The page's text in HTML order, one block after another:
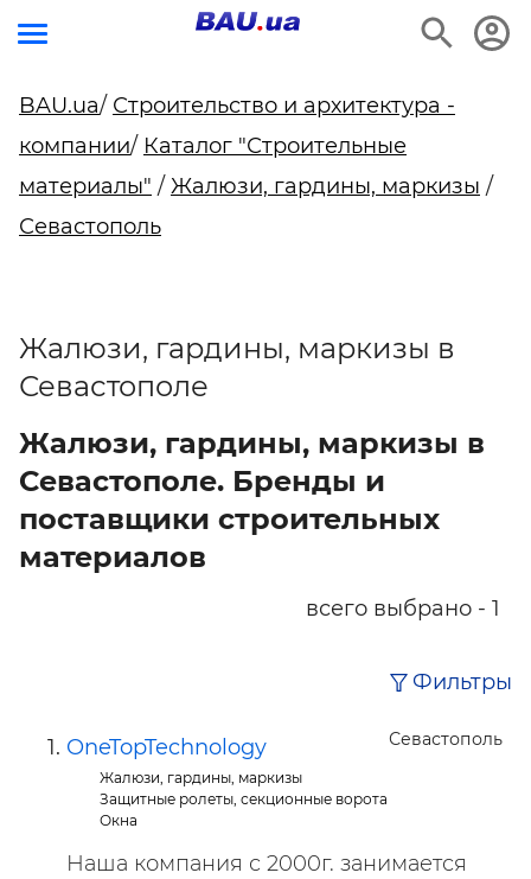
BAU.ua/ Строительство и архитектура -
компании/ Каталог "Строительные
материалы" / Жалюзи, гардины, маркизы /
Севастополь
Жалюзи, гардины, маркизы в
Севастополе
Жалюзи, гардины, маркизы в
Севастополе. Бренды и
поставщики строительных
материалов
всего выбрано - 1
Фильтры
Севастополь
OneTopTechnology
Жалюзи, гардины, маркизы
Защитные ролеты, секционные ворота
Окна
Наша компания с 2000г. занимается